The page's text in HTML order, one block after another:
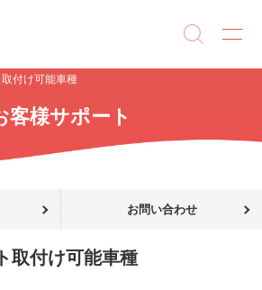
付け可能車種
客様サポート
お問い合わせ
取付け可能車種